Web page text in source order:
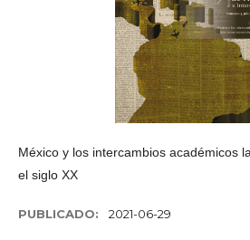
México y los intercambios académicos
el siglo XX
PUBLICADO: 2021-06-29